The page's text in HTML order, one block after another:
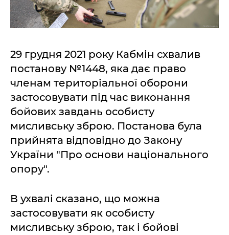
29 грудня 2021 року Кабмін схвалив
постанову №1448, яка дає право
членам територіальної оборони
застосовувати під час виконання
бойових завдань особисту
мисливську зброю. Постанова була
прийнята відповідно до Закону
України "Про основи національного
опору".
В ухвалі сказано, що можна
застосовувати як особисту
мисливську зброю, так і бойові